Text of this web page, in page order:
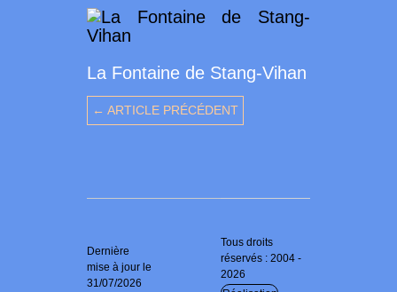
La Fontaine de Stang-Vihan
← ARTICLE PRÉCÉDENT
Dernière
mise à jour le
31/07/2026
Tous droits
réservés : 2004 -
2026